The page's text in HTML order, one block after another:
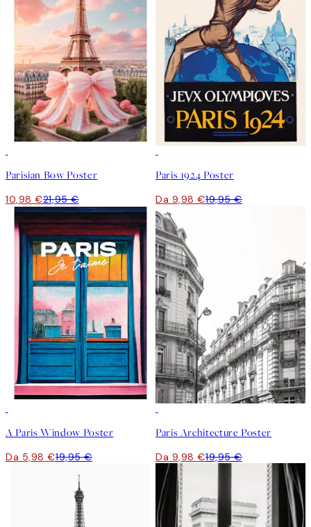
Parisian Bow Poster
10,98 €21,95 €
Paris 1924 Poster
Da 9,98 €19,95 €
A Paris Window Poster
Da 5,98 €19,95 €
Paris Architecture Poster
Da 9,98 €19,95 €